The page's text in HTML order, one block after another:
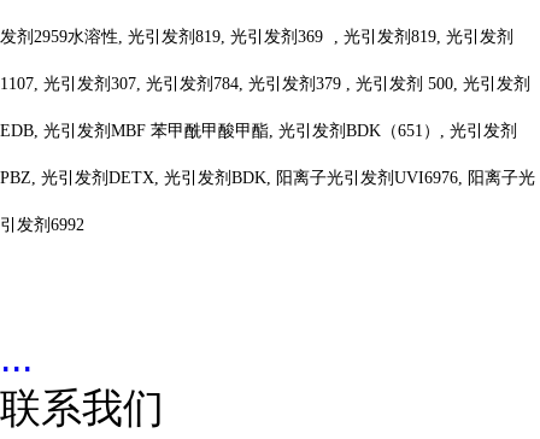
发剂2959水溶性, 光引发剂819, 光引发剂369 , 光引发剂819, 光引发剂
1107, 光引发剂307, 光引发剂784, 光引发剂379 , 光引发剂 500, 光引发剂
EDB, 光引发剂MBF 苯甲酰甲酸甲酯, 光引发剂BDK（651）, 光引发剂
PBZ, 光引发剂DETX, 光引发剂BDK, 阳离子光引发剂UVI6976, 阳离子光
引发剂6992
...
联系我们